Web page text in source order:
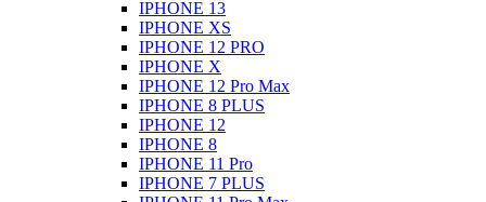
IPHONE 13
IPHONE XS
IPHONE 12 PRO
IPHONE X
IPHONE 12 Pro Max
IPHONE 8 PLUS
IPHONE 12
IPHONE 8
IPHONE 11 Pro
IPHONE 7 PLUS